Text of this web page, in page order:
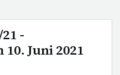
-
Juni 2021